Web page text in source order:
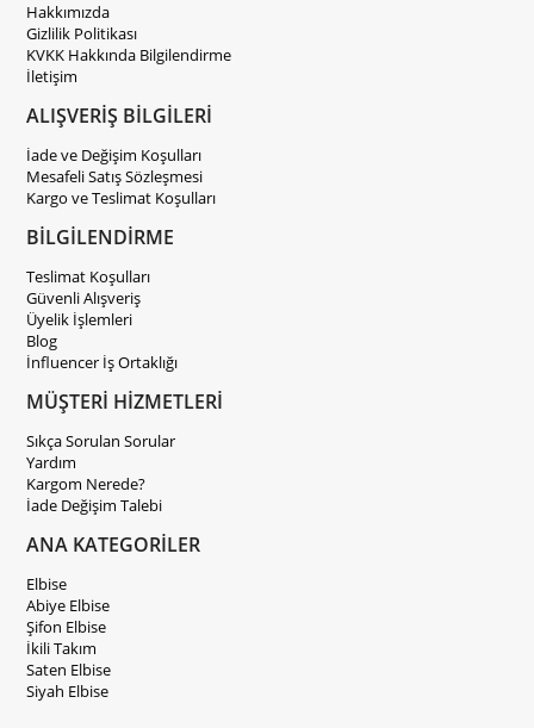
Hakkımızda
Gizlilik Politikası
KVKK Hakkında Bilgilendirme
İletişim
ALIŞVERİŞ BİLGİLERİ
İade ve Değişim Koşulları
Mesafeli Satış Sözleşmesi
Kargo ve Teslimat Koşulları
BİLGİLENDİRME
Teslimat Koşulları
Güvenli Alışveriş
Üyelik İşlemleri
Blog
İnfluencer İş Ortaklığı
MÜŞTERİ HİZMETLERİ
Sıkça Sorulan Sorular
Yardım
Kargom Nerede?
İade Değişim Talebi
ANA KATEGORİLER
Elbise
Abiye Elbise
Şifon Elbise
İkili Takım
Saten Elbise
Siyah Elbise